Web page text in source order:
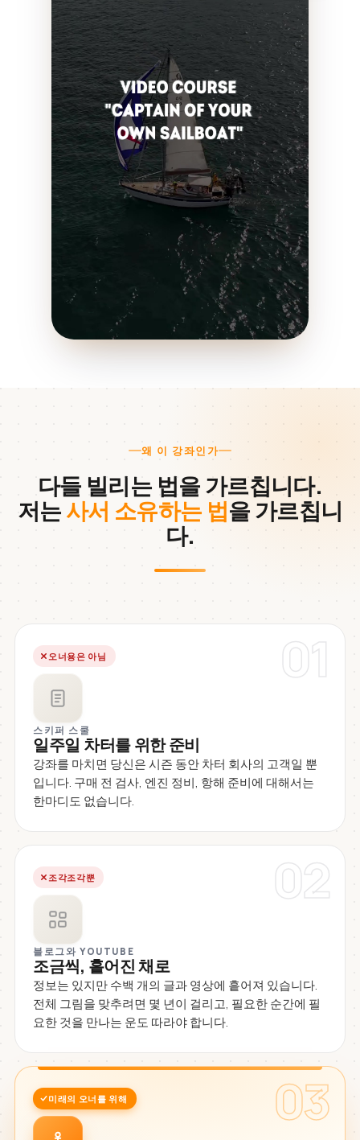
왜 이 강좌인가
다들 빌리는 법을 가르칩니다.
저는사서 소유하는 법을 가르칩니
다.
01
오너용은 아님
스키퍼 스쿨
일주일 차터를 위한 준비
강좌를 마치면 당신은 시즌 동안 차터 회사의 고객일 뿐
입니다. 구매 전 검사, 엔진 정비, 항해 준비에 대해서는
한마디도 없습니다.
02
조각조각뿐
블로그와 YOUTUBE
조금씩, 흩어진 채로
정보는 있지만 수백 개의 글과 영상에 흩어져 있습니다.
전체 그림을 맞추려면 몇 년이 걸리고, 필요한 순간에 필
요한 것을 만나는 운도 따라야 합니다.
03
미래의 오너를 위해